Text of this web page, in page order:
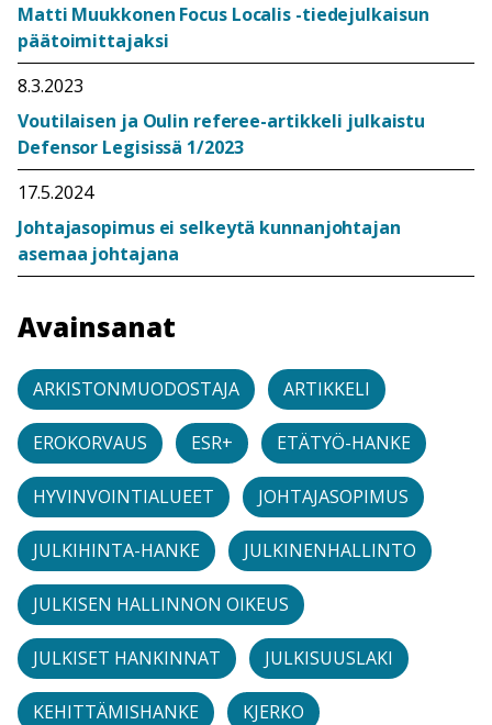
Matti Muukkonen Focus Localis -tiedejulkaisun
päätoimittajaksi
8.3.2023
Voutilaisen ja Oulin referee-artikkeli julkaistu
Defensor Legisissä 1/2023
17.5.2024
Johtajasopimus ei selkeytä kunnanjohtajan
asemaa johtajana
Avainsanat
ARKISTONMUODOSTAJA ARTIKKELI
EROKORVAUS ESR+ ETÄTYÖ-HANKE
HYVINVOINTIALUEET JOHTAJASOPIMUS
JULKIHINTA-HANKE JULKINENHALLINTO
JULKISEN HALLINNON OIKEUS
JULKISET HANKINNAT JULKISUUSLAKI
KEHITTÄMISHANKE KJERKO